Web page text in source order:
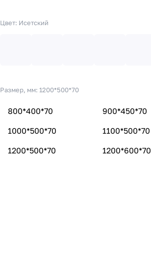
Цвет: Исетский
Размер, мм: 1200*500*70
800*400*70
900*450*70
1000*500*70
1100*500*70
1200*500*70
1200*600*70